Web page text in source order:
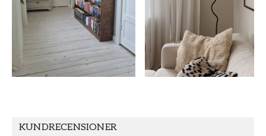
Linen
Non-Woven
MÖNSTERPASSNING
Fri passning
KUNDRECENSIONER